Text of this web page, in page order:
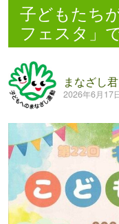
子どもたち
フェスタ」
まなざし
2026年6月17